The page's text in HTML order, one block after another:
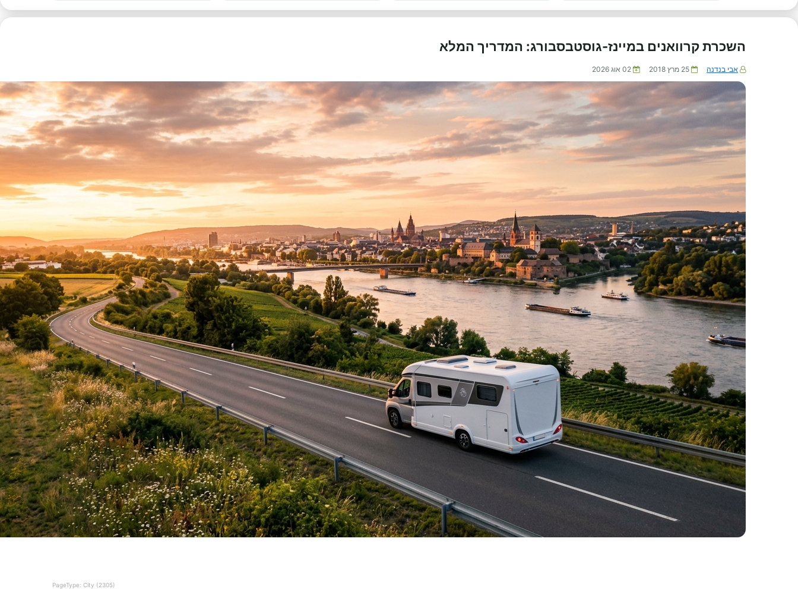
השכרת קרוואנים במיינז-גוסטבסבורג: המדריך המלא
אבי בנדנה 25 מרץ 2018 02 אוג 2026
PageType: City (2305)